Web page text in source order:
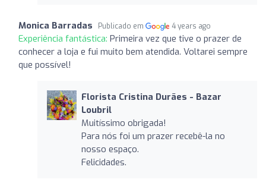
Monica Barradas Publicado em 4 years ago
Experiência fantástica: Primeira vez que tive o prazer de
conhecer a loja e fui muito bem atendida. Voltarei sempre
que possível!
Florista Cristina Durães - Bazar
Loubril
Muitíssimo obrigada!
Para nós foi um prazer recebê-la no
nosso espaço.
Felicidades.